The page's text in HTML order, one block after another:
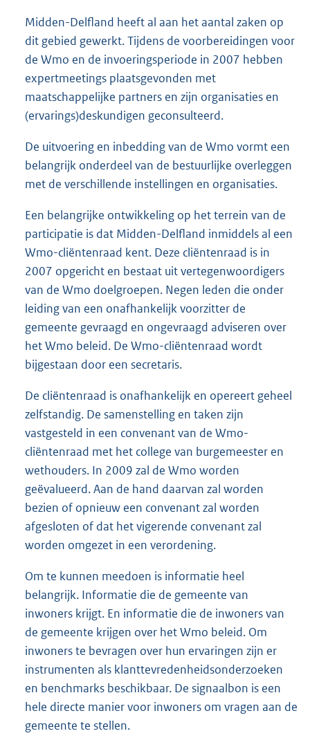
Midden-Delfland heeft al aan het aantal zaken op
dit gebied gewerkt. Tijdens de voorbereidingen voor
de Wmo en de invoeringsperiode in 2007 hebben
expertmeetings plaatsgevonden met
maatschappelijke partners en zijn organisaties en
(ervarings)deskundigen geconsulteerd.
De uitvoering en inbedding van de Wmo vormt een
belangrijk onderdeel van de bestuurlijke overleggen
met de verschillende instellingen en organisaties.
Een belangrijke ontwikkeling op het terrein van de
participatie is dat Midden-Delfland inmiddels al een
Wmo-cliëntenraad kent. Deze cliëntenraad is in
2007 opgericht en bestaat uit vertegenwoordigers
van de Wmo doelgroepen. Negen leden die onder
leiding van een onafhankelijk voorzitter de
gemeente gevraagd en ongevraagd adviseren over
het Wmo beleid. De Wmo-cliëntenraad wordt
bijgestaan door een secretaris.
De cliëntenraad is onafhankelijk en opereert geheel
zelfstandig. De samenstelling en taken zijn
vastgesteld in een convenant van de Wmo-
cliëntenraad met het college van burgemeester en
wethouders. In 2009 zal de Wmo worden
geëvalueerd. Aan de hand daarvan zal worden
bezien of opnieuw een convenant zal worden
afgesloten of dat het vigerende convenant zal
worden omgezet in een verordening.
Om te kunnen meedoen is informatie heel
belangrijk. Informatie die de gemeente van
inwoners krijgt. En informatie die de inwoners van
de gemeente krijgen over het Wmo beleid. Om
inwoners te bevragen over hun ervaringen zijn er
instrumenten als klanttevredenheidsonderzoeken
en benchmarks beschikbaar. De signaalbon is een
hele directe manier voor inwoners om vragen aan de
gemeente te stellen.